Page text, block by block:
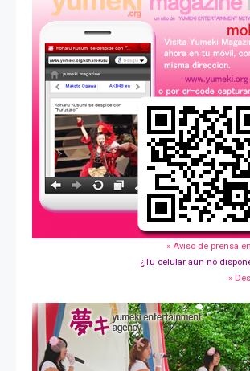
» Aviso de prensa
¿Tu celular aún no
»